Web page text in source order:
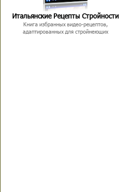
Итальянские Рецепты Стройности
Книга избранных видео-рецептов,
адаптированных для стройнеющих